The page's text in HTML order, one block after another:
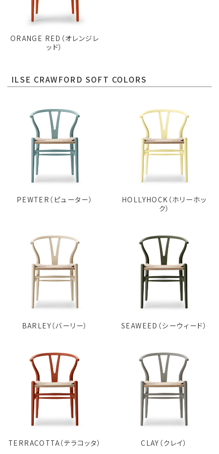
ORANGE RED（オレンジレ
ッド）
ILSE CRAWFORD SOFT COLORS
PEWTER（ピューター）
HOLLYHOCK（ホリーホッ
ク）
BARLEY（バーリー） SEAWEED（シーウィード）
TERRACOTTA（テラコッタ） CLAY（クレイ）